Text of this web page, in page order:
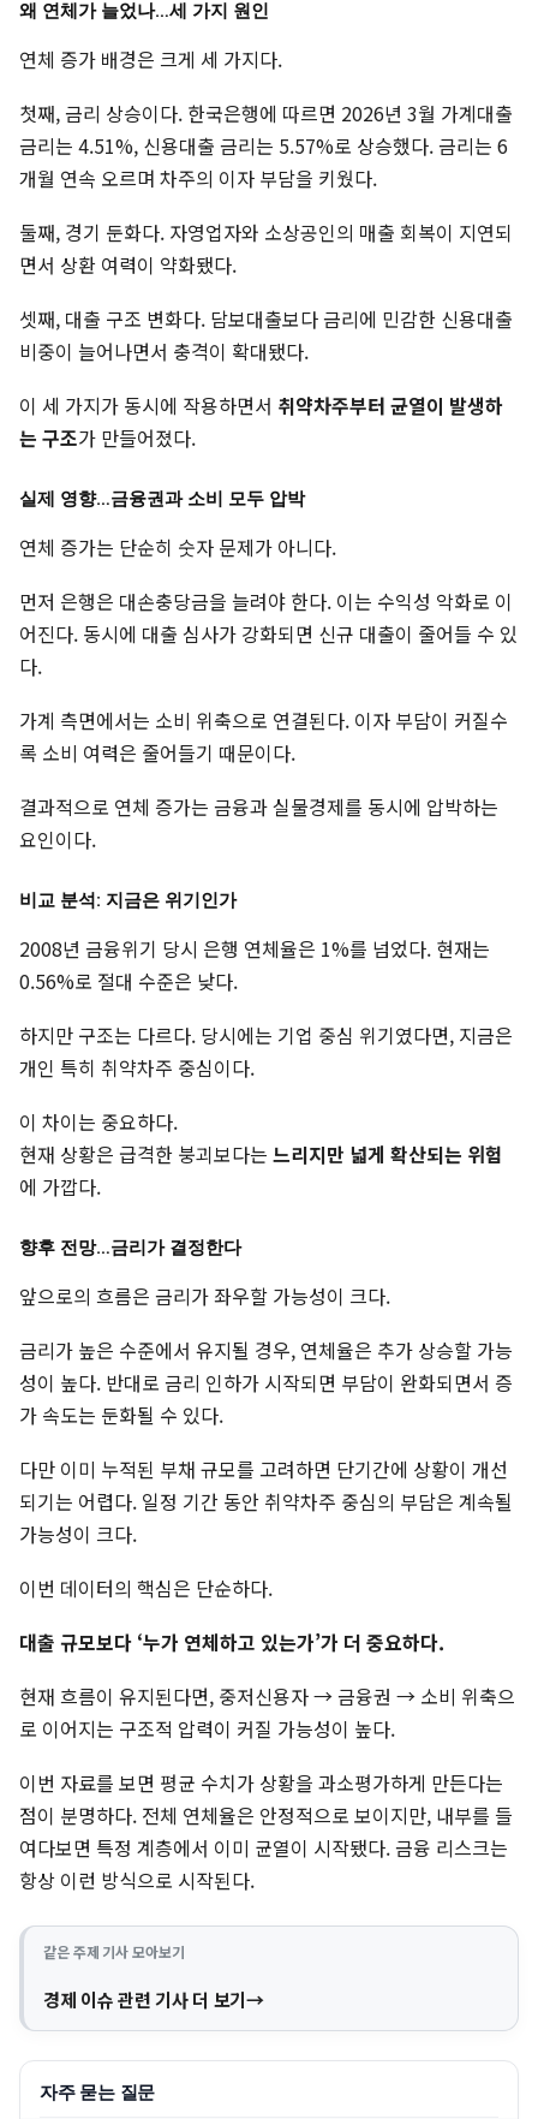
왜 연체가 늘었나…세 가지 원인
연체 증가 배경은 크게 세 가지다.
첫째, 금리 상승이다. 한국은행에 따르면 2026년 3월 가계대출
금리는 4.51%, 신용대출 금리는 5.57%로 상승했다. 금리는 6
개월 연속 오르며 차주의 이자 부담을 키웠다.
둘째, 경기 둔화다. 자영업자와 소상공인의 매출 회복이 지연되
면서 상환 여력이 약화됐다.
셋째, 대출 구조 변화다. 담보대출보다 금리에 민감한 신용대출
비중이 늘어나면서 충격이 확대됐다.
이 세 가지가 동시에 작용하면서 취약차주부터 균열이 발생하
는 구조가 만들어졌다.
실제 영향…금융권과 소비 모두 압박
연체 증가는 단순히 숫자 문제가 아니다.
먼저 은행은 대손충당금을 늘려야 한다. 이는 수익성 악화로 이
어진다. 동시에 대출 심사가 강화되면 신규 대출이 줄어들 수 있
다.
가계 측면에서는 소비 위축으로 연결된다. 이자 부담이 커질수
록 소비 여력은 줄어들기 때문이다.
결과적으로 연체 증가는 금융과 실물경제를 동시에 압박하는
요인이다.
비교 분석: 지금은 위기인가
2008년 금융위기 당시 은행 연체율은 1%를 넘었다. 현재는
0.56%로 절대 수준은 낮다.
하지만 구조는 다르다. 당시에는 기업 중심 위기였다면, 지금은
개인 특히 취약차주 중심이다.
이 차이는 중요하다.
현재 상황은 급격한 붕괴보다는 느리지만 넓게 확산되는 위험
에 가깝다.
향후 전망…금리가 결정한다
앞으로의 흐름은 금리가 좌우할 가능성이 크다.
금리가 높은 수준에서 유지될 경우, 연체율은 추가 상승할 가능
성이 높다. 반대로 금리 인하가 시작되면 부담이 완화되면서 증
가 속도는 둔화될 수 있다.
다만 이미 누적된 부채 규모를 고려하면 단기간에 상황이 개선
되기는 어렵다. 일정 기간 동안 취약차주 중심의 부담은 계속될
가능성이 크다.
이번 데이터의 핵심은 단순하다.
대출 규모보다 ‘누가 연체하고 있는가’가 더 중요하다.
현재 흐름이 유지된다면, 중저신용자 → 금융권 → 소비 위축으
로 이어지는 구조적 압력이 커질 가능성이 높다.
이번 자료를 보면 평균 수치가 상황을 과소평가하게 만든다는
점이 분명하다. 전체 연체율은 안정적으로 보이지만, 내부를 들
여다보면 특정 계층에서 이미 균열이 시작됐다. 금융 리스크는
항상 이런 방식으로 시작된다.
같은 주제 기사 모아보기
경제 이슈 관련 기사 더 보기
자주 묻는 질문